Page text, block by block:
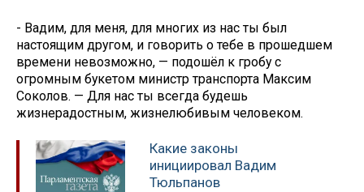
- Вадим, для меня, для многих из нас ты был
настоящим другом, и говорить о тебе в прошедшем
времени невозможно, — подошёл к гробу с
огромным букетом министр транспорта Максим
Соколов. — Для нас ты всегда будешь
жизнерадостным, жизнелюбивым человеком.
Какие законы
инициировал Вадим
Тюльпанов